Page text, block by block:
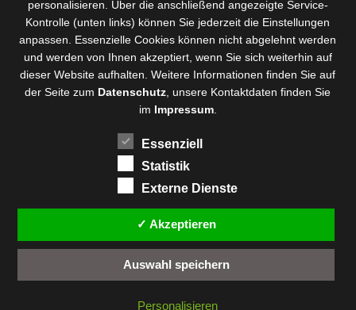
personalisieren. Über die anschließend angezeigte Service-
Kontrolle (unten links) können Sie jederzeit die Einstellungen
anpassen. Essenzielle Cookies können nicht abgelehnt werden
und werden von Ihnen akzeptiert, wenn Sie sich weiterhin auf
dieser Website aufhalten. Weitere Informationen finden Sie auf
der Seite zum Datenschutz , unsere Kontaktdaten finden Sie
im Impressum.
Essenziell
Statistik
Externe Dienste
✓ Akzeptieren
Auswahl speichern
Personalisieren